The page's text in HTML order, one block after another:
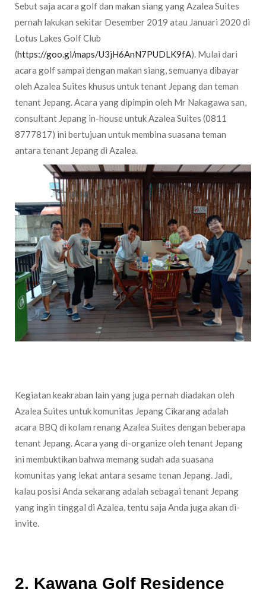
Sebut saja acara golf dan makan siang yang Azalea Suites
pernah lakukan sekitar Desember 2019 atau Januari 2020 di
Lotus Lakes Golf Club
(https://goo.gl/maps/U3jH6AnN7PUDLK9fA). Mulai dari
acara golf sampai dengan makan siang, semuanya dibayar
oleh Azalea Suites khusus untuk tenant Jepang dan teman
tenant Jepang. Acara yang dipimpin oleh Mr Nakagawa san,
consultant Jepang in-house untuk Azalea Suites (0811
8777817) ini bertujuan untuk membina suasana teman
antara tenant Jepang di Azalea.
Kegiatan keakraban lain yang juga pernah diadakan oleh
Azalea Suites untuk komunitas Jepang Cikarang adalah
acara BBQ di kolam renang Azalea Suites dengan beberapa
tenant Jepang. Acara yang di-organize oleh tenant Jepang
ini membuktikan bahwa memang sudah ada suasana
komunitas yang lekat antara sesame tenan Jepang. Jadi,
kalau posisi Anda sekarang adalah sebagai tenant Jepang
yang ingin tinggal di Azalea, tentu saja Anda juga akan di-
invite.
2. Kawana Golf Residence